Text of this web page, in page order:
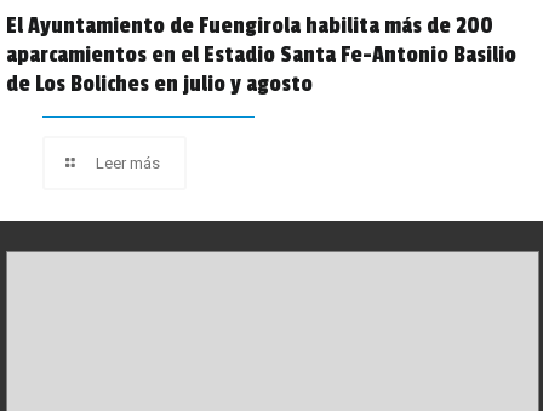
El Ayuntamiento de Fuengirola habilita más de 200
aparcamientos en el Estadio Santa Fe-Antonio Basilio
de Los Boliches en julio y agosto
Leer más